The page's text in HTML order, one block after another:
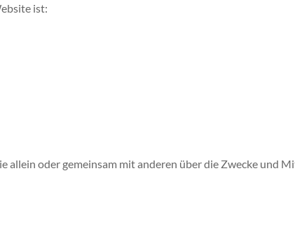
ist:
oder gemeinsam mit anderen über die Zwecke und